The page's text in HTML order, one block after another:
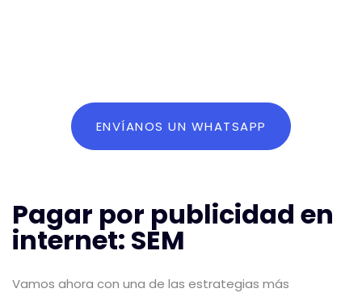
ENVÍANOS UN WHATSAPP
Pagar por publicidad en
internet: SEM
Vamos ahora con una de las estrategias más